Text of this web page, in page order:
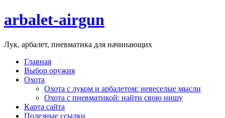
arbalet-airgun
Лук, арбалет, пневматика для начинающих
Главная
Выбор оружия
Охота
Охота с луком и арбалетом: невеселые мысли
Охота с пневматикой: найти свою нишу
Карта сайта
Полезные ссылки